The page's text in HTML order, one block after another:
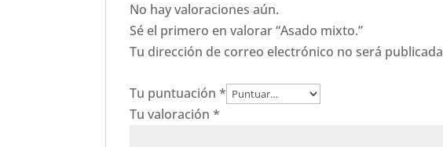
No hay valoraciones aún.
Sé el primero en valorar “Asado mixto.”
Tu dirección de correo electrónico no será
Tu puntuación*
Tu valoración*